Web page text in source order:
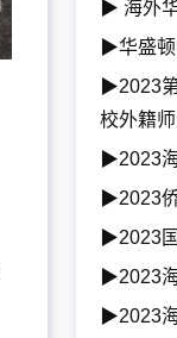
▶ 海外
▶华盛
▶2023
校外籍
▶2023
▶2023
▶2023
▶2023
▶2023